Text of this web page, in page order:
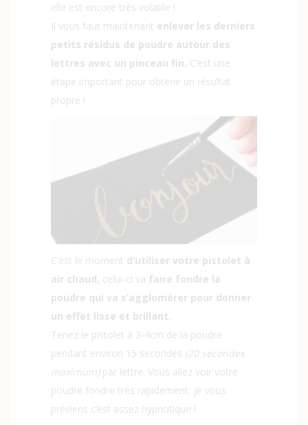
elle est encore très volatile !
Il vous faut maintenant enlever les derniers
petits résidus de poudre autour des
lettres avec un pinceau fin. C’est une
étape important pour obtenir un résultat
propre !
C’est le moment d’utiliser votre pistolet à
air chaud, celui-ci va faire fondre la
poudre qui va s’agglomérer pour donner
un effet lisse et brillant.
Tenez le pistolet à 3-4cm de la poudre
pendant environ 15 secondes (20 secondes
maximum)par lettre. Vous allez voir votre
poudre fondre très rapidement, je vous
préviens c’est assez hypnotique !